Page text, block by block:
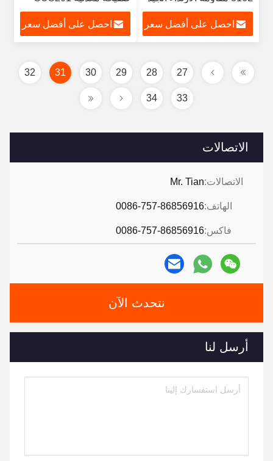
الاتصالات
الاتصالات:Mr. Tian
الهاتف:0086-757-86856916
فاكس:0086-757-86856916
نتحدث الآن
أرسل لنا
أوراق الفولاذ المقاوم للصدأ
طاحونة حافة سطح 2B
احصل على أفضل سعر
1.0mm سمك الصلب
المقاوم للصدأ صفيحة
الطاحونة سطح مطاط بارد
احصل على أفضل سعر
27
28
29
30
31
32
33
34